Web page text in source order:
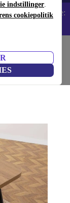
indstillinger.
cookiepolitik
computere - Kode: